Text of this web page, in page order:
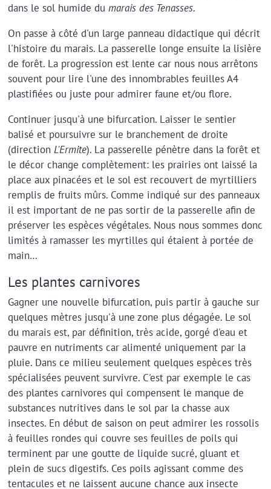
dans le sol humide du marais des Tenasses.
On passe à côté d'un large panneau didactique qui décrit
l'histoire du marais. La passerelle longe ensuite la lisière
de forêt. La progression est lente car nous nous arrêtons
souvent pour lire l'une des innombrables feuilles A4
plastifiées ou juste pour admirer faune et/ou flore.
Continuer jusqu'à une bifurcation. Laisser le sentier
balisé et poursuivre sur le branchement de droite
(direction L'Ermite). La passerelle pénètre dans la forêt et
le décor change complètement: les prairies ont laissé la
place aux pinacées et le sol est recouvert de myrtilliers
remplis de fruits mûrs. Comme indiqué sur des panneaux
il est important de ne pas sortir de la passerelle afin de
préserver les espèces végétales. Nous nous sommes donc
limités à ramasser les myrtilles qui étaient à portée de
main…
Les plantes carnivores
Gagner une nouvelle bifurcation, puis partir à gauche sur
quelques mètres jusqu'à une zone plus dégagée. Le sol
du marais est, par définition, très acide, gorgé d'eau et
pauvre en nutriments car alimenté uniquement par la
pluie. Dans ce milieu seulement quelques espèces très
spécialisées peuvent survivre. C'est par exemple le cas
des plantes carnivores qui compensent le manque de
substances nutritives dans le sol par la chasse aux
insectes. En début de saison on peut admirer les rossolis
à feuilles rondes qui couvre ses feuilles de poils qui
terminent par une goutte de liquide sucré, gluant et
plein de sucs digestifs. Ces poils agissant comme des
tentacules et ne laissent aucune chance aux insecte